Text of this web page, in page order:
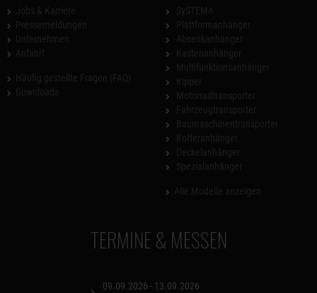
TERMINE & MESSEN
09.09.2026 - 13.09.2026